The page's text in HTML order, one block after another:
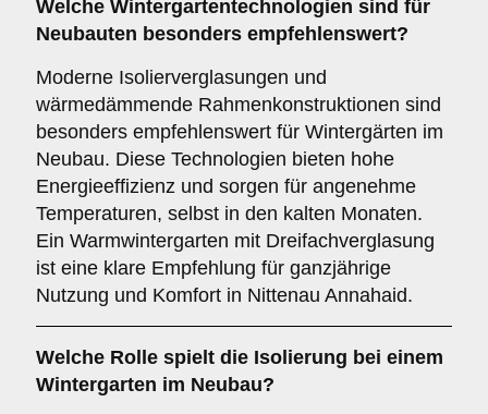
Welche Wintergartentechnologien sind für
Neubauten besonders empfehlenswert?
Moderne Isolierverglasungen und
wärmedämmende Rahmenkonstruktionen sind
besonders empfehlenswert für Wintergärten im
Neubau. Diese Technologien bieten hohe
Energieeffizienz und sorgen für angenehme
Temperaturen, selbst in den kalten Monaten.
Ein Warmwintergarten mit Dreifachverglasung
ist eine klare Empfehlung für ganzjährige
Nutzung und Komfort in Nittenau Annahaid.
Welche Rolle spielt die Isolierung bei einem
Wintergarten im Neubau?